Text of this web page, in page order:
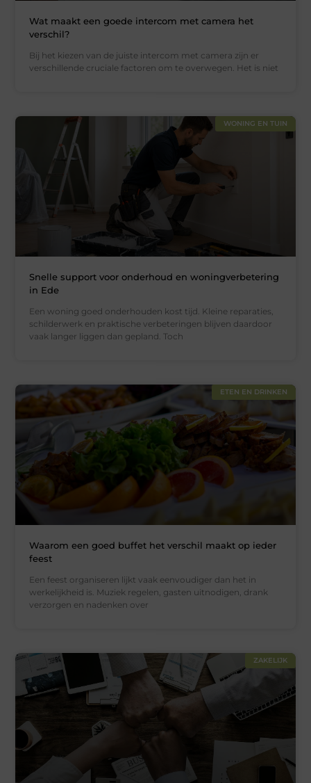
Wat maakt een goede intercom met camera het
verschil?
Bij het kiezen van de juiste intercom met camera zijn er
verschillende cruciale factoren om te overwegen. Het is niet
WONING EN TUIN
Snelle support voor onderhoud en woningverbetering
in Ede
Een woning goed onderhouden kost tijd. Kleine reparaties,
schilderwerk en praktische verbeteringen blijven daardoor
vaak langer liggen dan gepland. Toch
ETEN EN DRINKEN
Waarom een goed buffet het verschil maakt op ieder
feest
Een feest organiseren lijkt vaak eenvoudiger dan het in
werkelijkheid is. Muziek regelen, gasten uitnodigen, drank
verzorgen en nadenken over
ZAKELIJK